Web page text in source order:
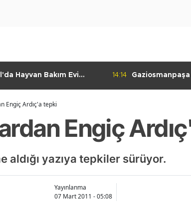
Hayvan Bakım Evi
14:14
Engiç Ardıç'a tepki
Engiç
aldığı yazıya tepkiler sürüyor.
Yayınlanma
07 Mart 2011 - 05:08